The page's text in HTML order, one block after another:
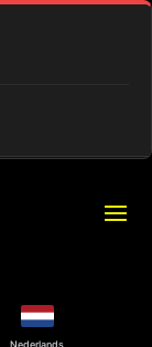
Nederlands